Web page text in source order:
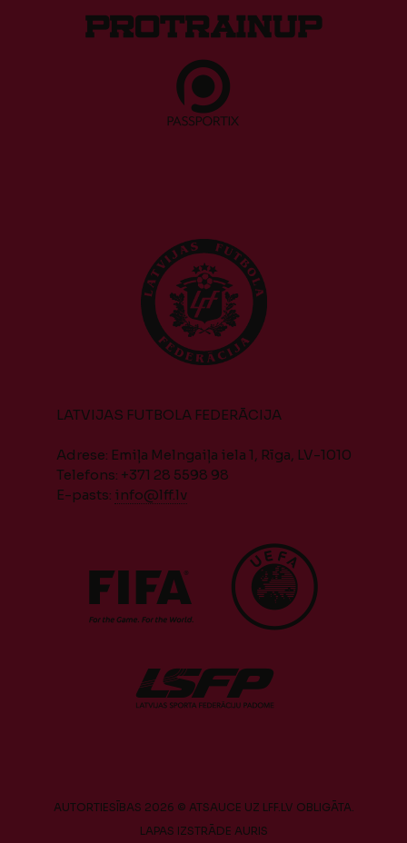
LATVIJAS FUTBOLA FEDERĀCIJA
Adrese: Emiļa Melngaiļa iela 1, Rīga, LV-1010
Telefons: +371 28 5598 98
E-pasts: info@lff.lv
AUTORTIESĪBAS 2026 © ATSAUCE UZ LFF.LV OBLIGĀTA.
LAPAS IZSTRĀDE AURIS